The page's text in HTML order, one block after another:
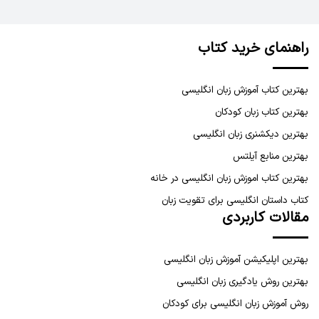
راهنمای خرید کتاب
بهترین کتاب آموزش زبان انگلیسی
بهترین کتاب زبان کودکان
بهترین دیکشنری زبان انگلیسی
بهترین منابع آیلتس
بهترین کتاب اموزش زبان انگلیسی در خانه
کتاب داستان انگلیسی برای تقویت زبان
مقالات کاربردی
بهترین اپلیکیشن آموزش زبان انگلیسی
بهترین روش یادگیری زبان انگلیسی
روش آموزش زبان انگلیسی برای کودکان